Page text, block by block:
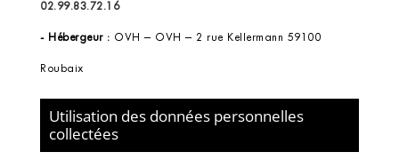
02.99.83.72.16
- Hébergeur : OVH – OVH – 2 rue Kellermann 59100
Roubaix
Utilisation des données personnelles
collectées